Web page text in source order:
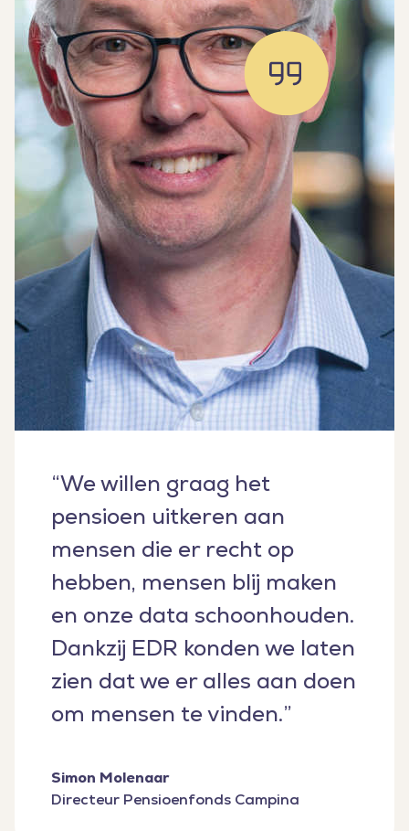
“We willen graag het
pensioen uitkeren aan
mensen die er recht op
hebben, mensen blij maken
en onze data schoonhouden.
Dankzij EDR konden we laten
zien dat we er alles aan doen
om mensen te vinden.”
Simon Molenaar
Directeur Pensioenfonds Campina